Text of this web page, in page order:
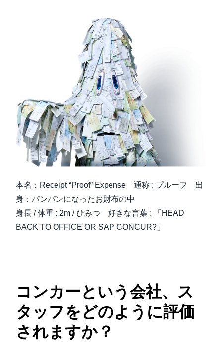
本名：Receipt “Proof” Expense 通称 : プルーフ 出
身：パンパンになったお財布の中
身長 / 体重 : 2m / ひみつ 好きな言葉 : 「HEAD
BACK TO OFFICE OR SAP CONCUR?」
コンカーという会社、ス
タッフをどのように評価
されますか？